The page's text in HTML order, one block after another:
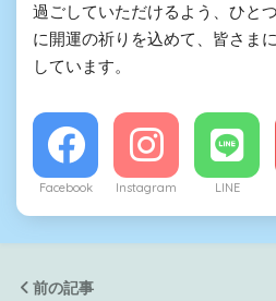
過ごしていただけるよう、ひと
に開運の祈りを込めて、皆さま
しています。
Facebook Instagram LINE
前の記事